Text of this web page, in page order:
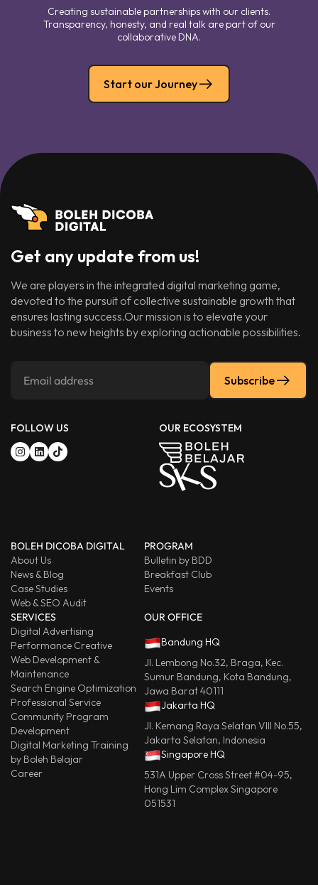
Creating sustainable partnerships with our clients.
Transparency, honesty, and real talk are part of our
collaborative DNA.
Start our Journey
Get any update from us!
We are players in the integrated digital marketing game,
devoted to the pursuit of collective sustainable growth that
ensures lasting success.Our mission is to elevate your
business to new heights by exploring actionable possibilities.
Subscribe
FOLLOW US OUR ECOSYSTEM
BOLEH DICOBA DIGITAL
About Us
News & Blog
Case Studies
Web & SEO Audit
PROGRAM
Bulletin by BDD
Breakfast Club
Events
SERVICES
Digital Advertising
Performance Creative
Web Development &
Maintenance
Search Engine Optimization
Professional Service
Community Program
Development
Digital Marketing Training
by Boleh Belajar
Career
OUR OFFICE
Bandung HQ
Jl. Lembong No.32, Braga, Kec.
Sumur Bandung, Kota Bandung,
Jawa Barat 40111
Jakarta HQ
Jl. Kemang Raya Selatan VIII No.55,
Jakarta Selatan, Indonesia
Singapore HQ
531A Upper Cross Street #04-95,
Hong Lim Complex Singapore
051531